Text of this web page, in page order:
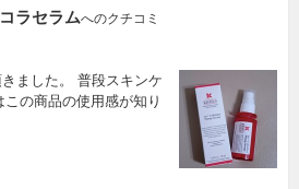
ラセラムへのクチコミ
ました。 普段スキンケ
の商品の使用感が知り